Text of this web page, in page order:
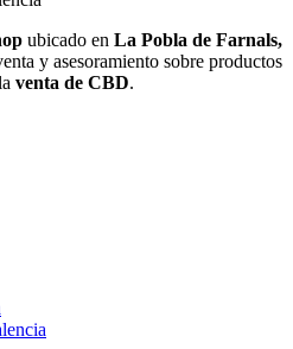
ubicado en La Pobla de Farnals,
y asesoramiento sobre productos
venta de CBD.